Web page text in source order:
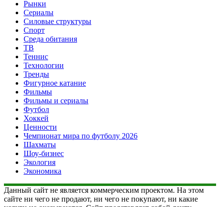
Рынки
Сериалы
Силовые структуры
Спорт
Среда обитания
ТВ
Теннис
Технологии
Тренды
Фигурное катание
Фильмы
Фильмы и сериалы
Футбол
Хоккей
Ценности
Чемпионат мира по футболу 2026
Шахматы
Шоу-бизнес
Экология
Экономика
Данный сайт не является коммерческим проектом. На этом
сайте ни чего не продают, ни чего не покупают, ни какие